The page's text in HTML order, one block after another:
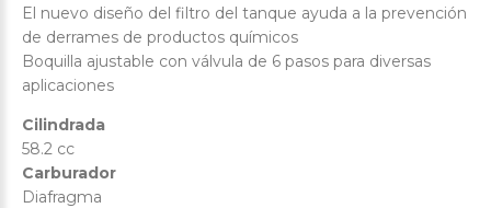
El nuevo diseño del filtro del tanque ayuda a la prevención
de derrames de productos químicos
Boquilla ajustable con válvula de 6 pasos para diversas
aplicaciones
Cilindrada
58.2 cc
Carburador
Diafragma